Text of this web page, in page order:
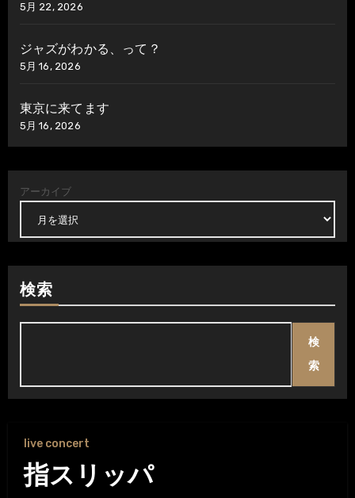
5月 22, 2026
ジャズがわかる、って？
5月 16, 2026
東京に来てます
5月 16, 2026
アーカイブ
検索
検
索
live concert
指スリッパ